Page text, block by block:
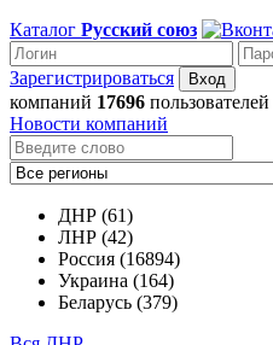
Каталог Русский союз
Зарегистрироваться
компаний 17696 пользователей
Новости компаний
ДНР (61)
ЛНР (42)
Россия (16894)
Украина (164)
Беларусь (379)